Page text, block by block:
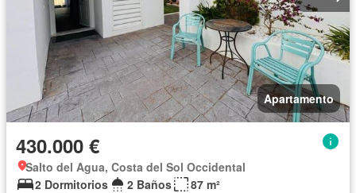
Apartamento
430.000 €
Salto del Agua, Costa del Sol Occidental
2 Dormitorios
2 Baños
87 m²